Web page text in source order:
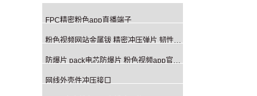
FPC精密粉色app直播端子
粉色视频网站金属钹 精密冲压弹片 韧性强 寿命长
防爆片 pack电芯防爆片 粉色视频app官网电芯防爆片 市场占有率百分之三十
网线外壳件冲压接口